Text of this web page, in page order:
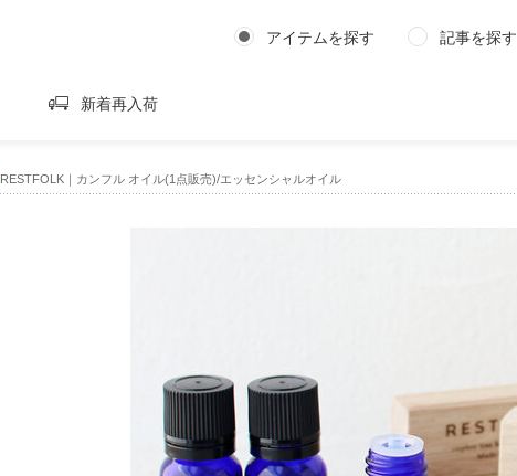
アイテムを探す 記事を探す
新着再入荷
RESTFOLK｜カンフル オイル(1点販売)/エッセンシャルオイル